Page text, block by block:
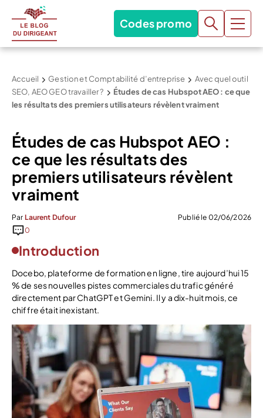
Codes promo
Accueil Gestion et Comptabilité d’entreprise
Avec quel outil
SEO, AEO GEO travailler ?
Études de cas Hubspot AEO : ce que
les résultats des premiers utilisateurs révèlent vraiment
Études de cas Hubspot AEO :
ce que les résultats des
premiers utilisateurs révèlent
vraiment
Par Laurent Dufour
Publié le 02/06/2026
0
Introduction
Docebo, plateforme de formation en ligne, tire aujourd’hui 15
% de ses nouvelles pistes commerciales du trafic généré
directement par ChatGPT et Gemini. Il y a dix-huit mois, ce
chiffre était inexistant.